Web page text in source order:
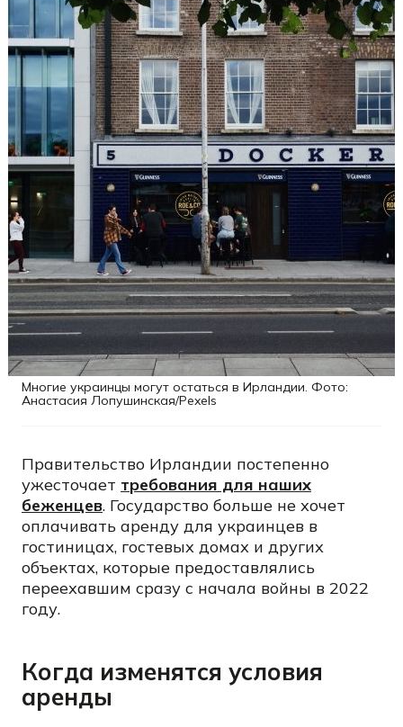
Многие украинцы могут остаться в Ирландии. Фото:
Анастасия Лопушинская/Pexels
Правительство Ирландии постепенно
ужесточает требования для наших
беженцев. Государство больше не хочет
оплачивать аренду для украинцев в
гостиницах, гостевых домах и других
объектах, которые предоставлялись
переехавшим сразу с начала войны в 2022
году.
Когда изменятся условия
аренды